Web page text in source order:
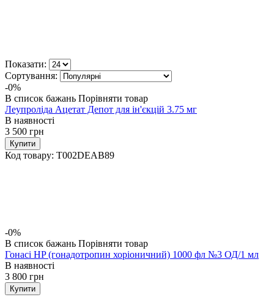
Показати:
Сортування:
-0%
В список бажань Порівняти товар
Леупроліда Ацетат Депот для ін'єкцій 3.75 мг
В наявності
3 500 грн
Купити
Код товару: T002DEAB89
-0%
В список бажань Порівняти товар
Гонасі HP (гонадотропин хоріоничний) 1000 фл №3 ОД/1 мл
В наявності
3 800 грн
Купити